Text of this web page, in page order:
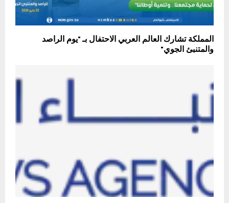
المملكة تشارك العالم العربي الاحتفال بـ "يوم الراصد
والمتنبئ الجوي"